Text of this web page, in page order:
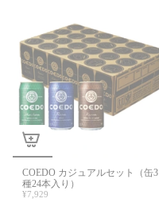
COEDO カジュアルセット（缶3
種24本入り）
¥7,929